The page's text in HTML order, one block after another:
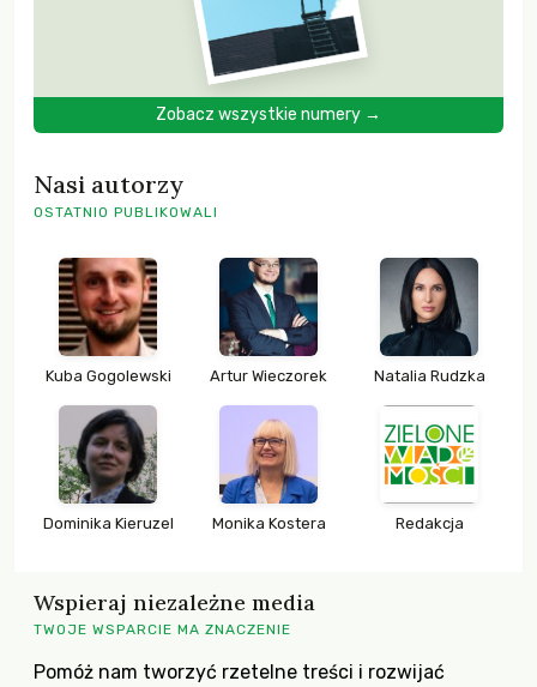
Zobacz wszystkie numery →
Nasi autorzy
OSTATNIO PUBLIKOWALI
Kuba Gogolewski Artur Wieczorek Natalia Rudzka
Dominika Kieruzel Monika Kostera Redakcja
Wspieraj niezależne media
TWOJE WSPARCIE MA ZNACZENIE
Pomóż nam tworzyć rzetelne treści i rozwijać